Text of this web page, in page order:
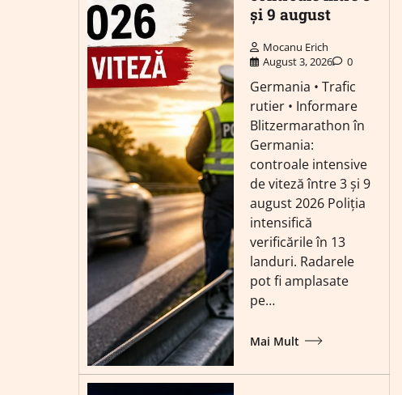
și 9 august
Mocanu Erich
August 3, 2026
0
Germania • Trafic
rutier • Informare
Blitzermarathon în
Germania:
controale intensive
de viteză între 3 și 9
august 2026 Poliția
intensifică
verificările în 13
landuri. Radarele
pot fi amplasate
pe…
Mai Mult